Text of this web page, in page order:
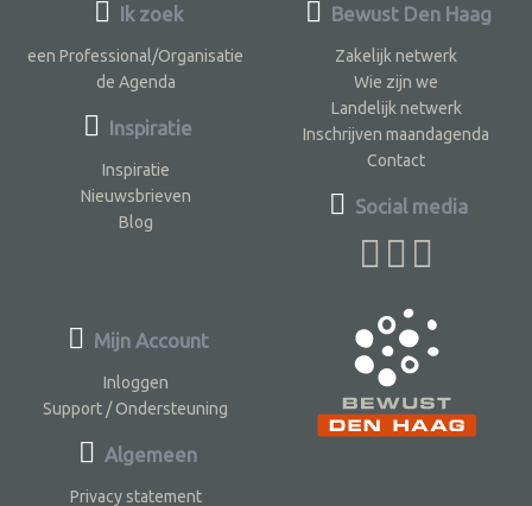
Ik zoek
een Professional/Organisatie
de Agenda
Inspiratie
Inspiratie
Nieuwsbrieven
Blog
Bewust Den Haag
Zakelijk netwerk
Wie zijn we
Landelijk netwerk
Inschrijven maandagenda
Contact
Social media
Mijn Account
Inloggen
Support / Ondersteuning
Algemeen
Privacy statement